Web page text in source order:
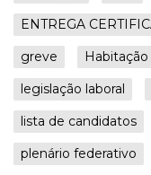
ENTREGA
greve
Habitação
legislação laboral
lista de candidatos
plenário federativo